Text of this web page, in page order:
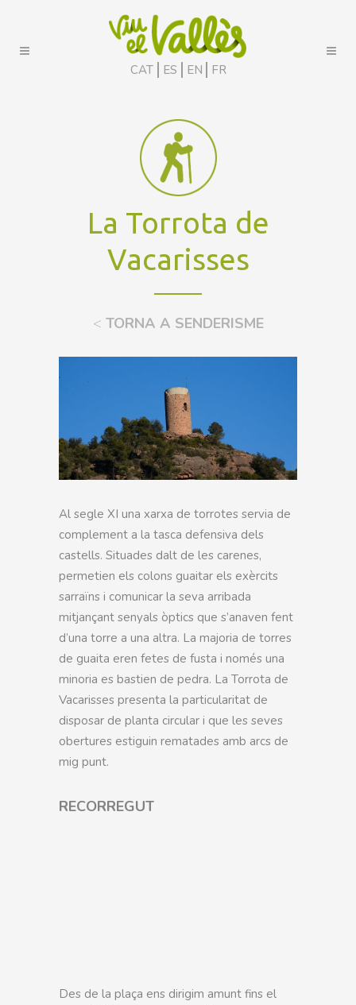
CAT ES EN FR
La Torrota de
Vacarisses
< TORNA A SENDERISME
Al segle XI una xarxa de torrotes servia de
complement a la tasca defensiva dels
castells. Situades dalt de les carenes,
permetien els colons guaitar els exèrcits
sarraïns i comunicar la seva arribada
mitjançant senyals òptics que s’anaven fent
d’una torre a una altra. La majoria de torres
de guaita eren fetes de fusta i només una
minoria es bastien de pedra. La Torrota de
Vacarisses presenta la particularitat de
disposar de planta circular i que les seves
obertures estiguin rematades amb arcs de
mig punt.
RECORREGUT
Des de la plaça ens dirigim amunt fins el